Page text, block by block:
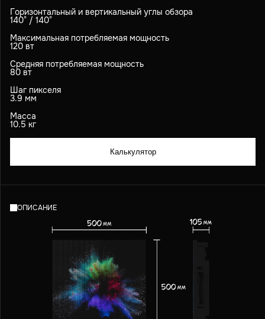
Горизонтальный и вертикальный углы обзора
140° / 140°
Максимальная потребляемая мощность
120 вт
Средняя потребляемая мощность
80 вт
Шаг пикселя
3.9 мм
Масса
10.5 кг
Калькулятор
ОПИСАНИЕ